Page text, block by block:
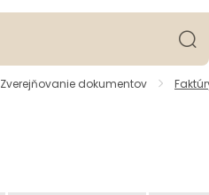
Zverejňovanie dokumentov